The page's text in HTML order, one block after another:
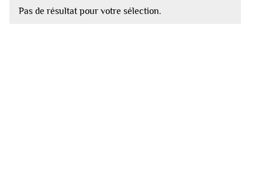
Pas de résultat pour votre sélection.